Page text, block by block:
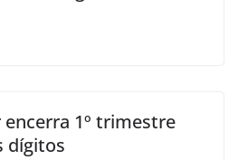
1º trimestre
dígitos